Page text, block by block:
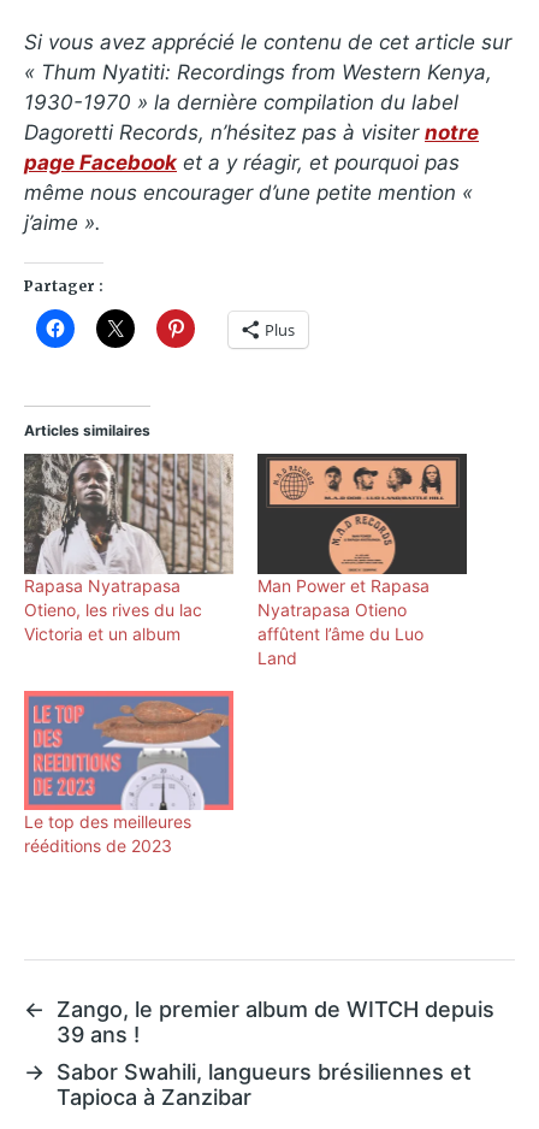
Si vous avez apprécié le contenu de cet article sur
« Thum Nyatiti: Recordings from Western Kenya,
1930​-​1970 » la dernière compilation du label
Dagoretti Records, n’hésitez pas à visiter notre
page Facebook et a y réagir, et pourquoi pas
même nous encourager d’une petite mention «
j’aime ».
Partager :
Plus
Articles similaires
Rapasa Nyatrapasa
Otieno, les rives du lac
Victoria et un album
Man Power et Rapasa
Nyatrapasa Otieno
affûtent l’âme du Luo
Land
Le top des meilleures
rééditions de 2023
←
Zango, le premier album de WITCH depuis
39 ans !
→ Sabor Swahili, langueurs brésiliennes et
Tapioca à Zanzibar